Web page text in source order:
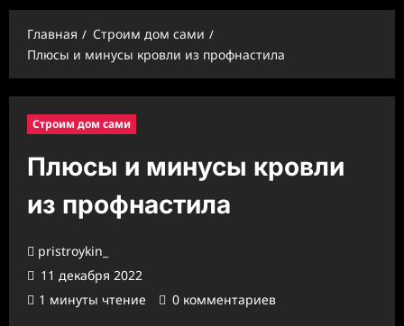
Главная
Строим дом сами
Плюсы и минусы кровли из профнастила
Строим дом сами
Плюсы и минусы кровли
из профнастила
pristroykin_
11 декабря 2022
1 минуты чтение
0 комментариев